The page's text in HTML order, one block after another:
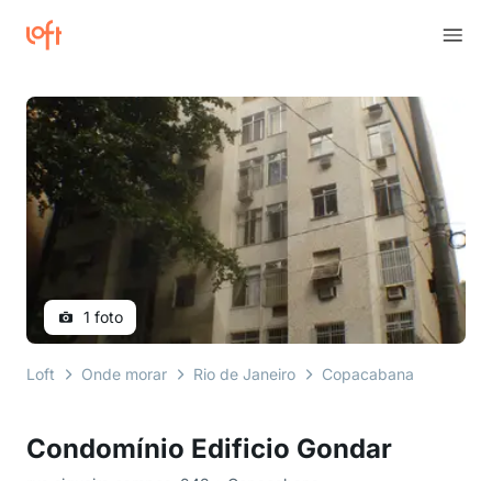
Condomínio Edificio Gondar
1 foto
Loft Onde morar Rio de Janeiro Copacabana